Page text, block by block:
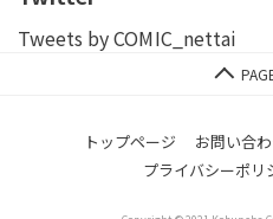
Tweets by COMIC_nettai
トップページ お問い合
プライバシーポリ